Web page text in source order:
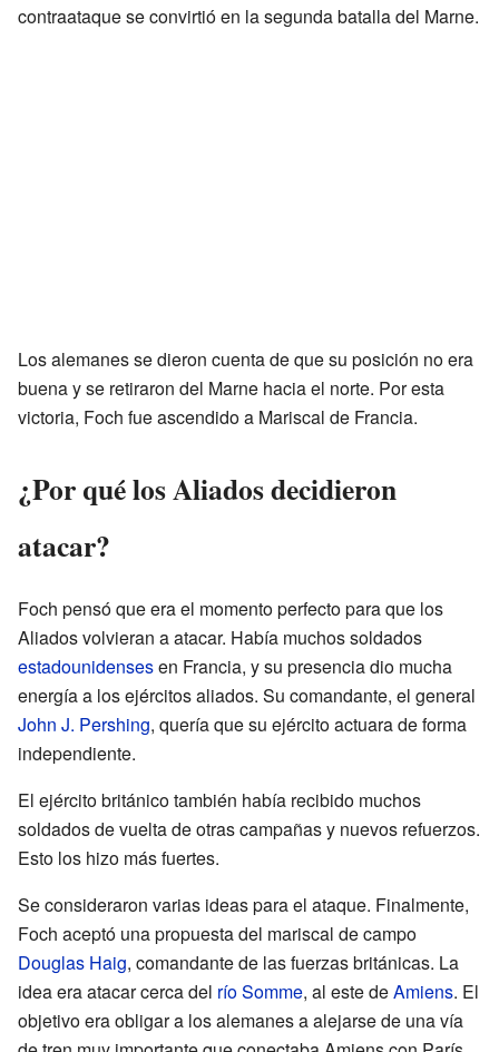
contraataque se convirtió en la segunda batalla del Marne.
Los alemanes se dieron cuenta de que su posición no era
buena y se retiraron del Marne hacia el norte. Por esta
victoria, Foch fue ascendido a Mariscal de Francia.
¿Por qué los Aliados decidieron
atacar?
Foch pensó que era el momento perfecto para que los
Aliados volvieran a atacar. Había muchos soldados
estadounidensesen Francia, y su presencia dio mucha
energía a los ejércitos aliados. Su comandante, el general
John J. Pershing, quería que su ejército actuara de forma
independiente.
El ejército británico también había recibido muchos
soldados de vuelta de otras campañas y nuevos refuerzos.
Esto los hizo más fuertes.
Se consideraron varias ideas para el ataque. Finalmente,
Foch aceptó una propuesta del mariscal de campo
Douglas Haig, comandante de las fuerzas británicas. La
idea era atacar cerca del río Somme, al este deAmiens. El
objetivo era obligar a los alemanes a alejarse de una vía